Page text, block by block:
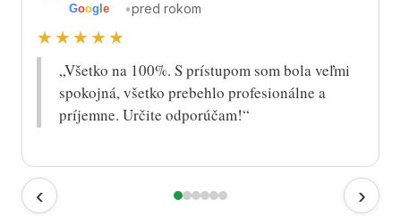
‹
Goog le •pred rokom
★★★★★
„Všetko na 100%. S prístupom som bola veľmi
spokojná, všetko prebehlo profesionálne a
príjemne. Určite odporúčam!“
›